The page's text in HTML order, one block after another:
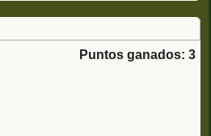
Puntos ganados: 3